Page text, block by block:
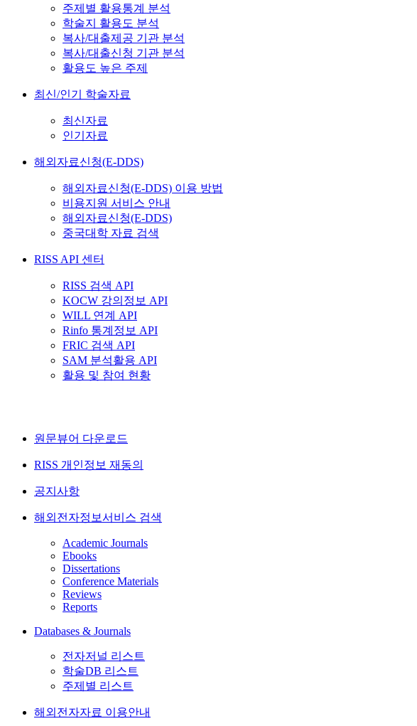
주제별 활용통계 분석
학술지 활용도 분석
복사/대출제공 기관 분석
복사/대출신청 기관 분석
활용도 높은 주제
최신/인기 학술자료
최신자료
인기자료
해외자료신청(E-DDS)
해외자료신청(E-DDS) 이용 방법
비용지원 서비스 안내
해외자료신청(E-DDS)
중국대학 자료 검색
RISS API 센터
RISS 검색 API
KOCW 강의정보 API
WILL 연계 API
Rinfo 통계정보 API
FRIC 검색 API
SAM 분석활용 API
활용 및 참여 현황
원문뷰어 다운로드
RISS 개인정보 재동의
공지사항
해외전자정보서비스 검색
Academic Journals
Ebooks
Dissertations
Conference Materials
Reviews
Reports
Databases & Journals
전자저널 리스트
학술DB 리스트
주제별 리스트
해외전자자료 이용안내